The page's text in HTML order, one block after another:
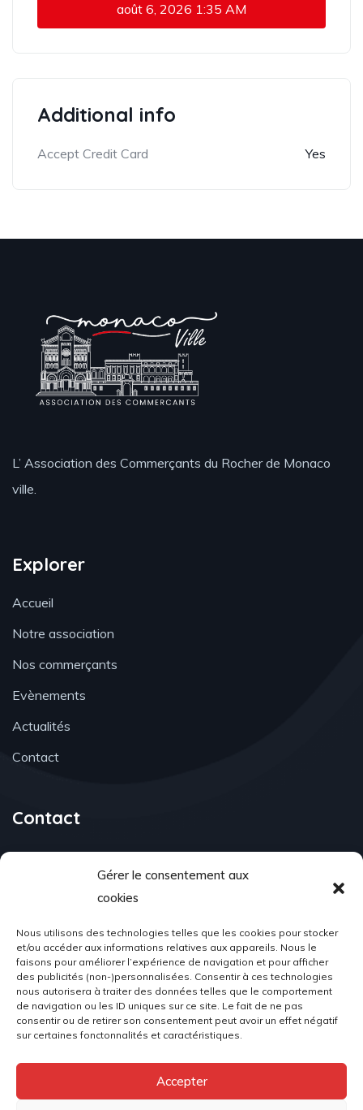
Gérer le consentement aux
cookies
Nous utilisons des technologies telles que les cookies pour stocker
et/ou accéder aux informations relatives aux appareils. Nous le
faisons pour améliorer l’expérience de navigation et pour afficher
des publicités (non-)personnalisées. Consentir à ces technologies
nous autorisera à traiter des données telles que le comportement
de navigation ou les ID uniques sur ce site. Le fait de ne pas
consentir ou de retirer son consentement peut avoir un effet négatif
sur certaines fonctonnalités et caractéristiques.
Accepter
août 6, 2026 1:35 AM
Additional info
Accept Credit Card Yes
L’ Association des Commerçants du Rocher de Monaco
ville.
Explorer
Accueil
Notre association
Nos commerçants
Evènements
Actualités
Contact
Contact
associationacr98@gmail.com
Location
Place du Palais, 98000 Monaco